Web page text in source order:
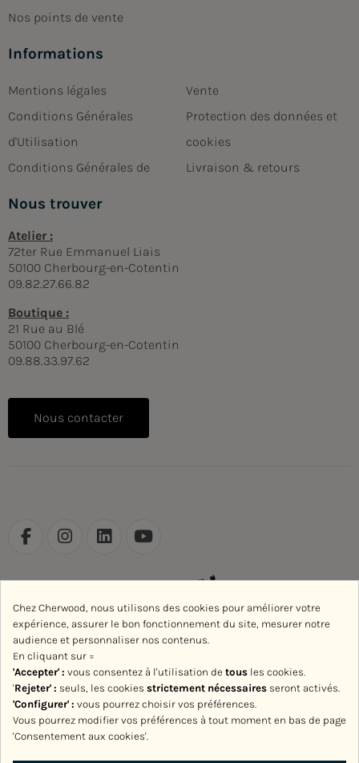
Nos points de vente
Informations
Mentions légales
Conditions Générales
d'Utilisation
Conditions Générales de
Vente
Protection des données et
cookies
Livraison & retours
Nous trouver
Atelier :
72ter Rue Emmanuel Liais
50100 Cherbourg-en-Cotentin
09.82.27.66.82
Boutique :
21 Rue au Blé
50100 Cherbourg-en-Cotentin
09.88.33.97.62
Nous contacter
Chez Cherwood, nous utilisons des cookies pour améliorer votre
expérience, assurer le bon fonctionnement du site, mesurer notre
audience et personnaliser nos contenus.
En cliquant sur =
'Accepter' : vous consentez à l'utilisation de tous les cookies.
'Rejeter' : seuls, les cookies strictement nécessaires seront activés.
'Configurer' : vous pourrez choisir vos préférences.
Vous pourrez modifier vos préférences à tout moment en bas de page
'Consentement aux cookies'.